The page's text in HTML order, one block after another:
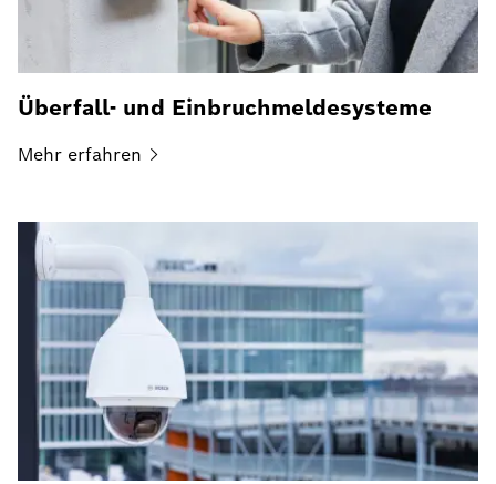
Überfall- und Einbruchmeldesysteme
Mehr erfahren